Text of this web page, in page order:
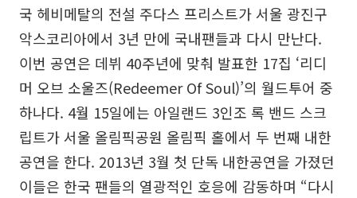
국 헤비메탈의 전설 주다스 프리스트가 서울 광진구
악스코리아에서 3년 만에 국내팬들과 다시 만난다.
이번 공연은 데뷔 40주년에 맞춰 발표한 17집 ‘리디
머 오브 소울즈(Redeemer Of Soul)’의 월드투어 중
하나다. 4월 15일에는 아일랜드 3인조 록 밴드 스크
립트가 서울 올림픽공원 올림픽 홀에서 두 번째 내한
공연을 한다. 2013년 3월 첫 단독 내한공연을 가졌던
이들은 한국 팬들의 열광적인 호응에 감동하며 “다시